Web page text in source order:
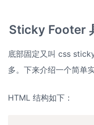
Sticky Footer
底部固定又叫 css
多。下来介绍一个简单
HTML 结构如下：